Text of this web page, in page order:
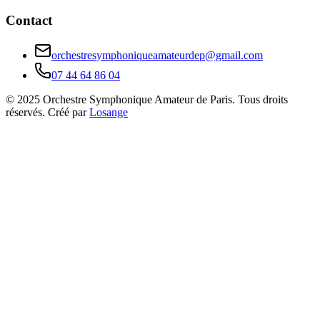
Contact
orchestresymphoniqueamateurdep@gmail.com
07 44 64 86 04
© 2025 Orchestre Symphonique Amateur de Paris. Tous droits
réservés. Créé par Losange